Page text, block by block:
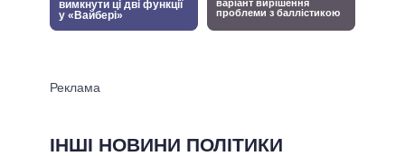
ІНШІ НОВИНИ ПОЛІТИКИ